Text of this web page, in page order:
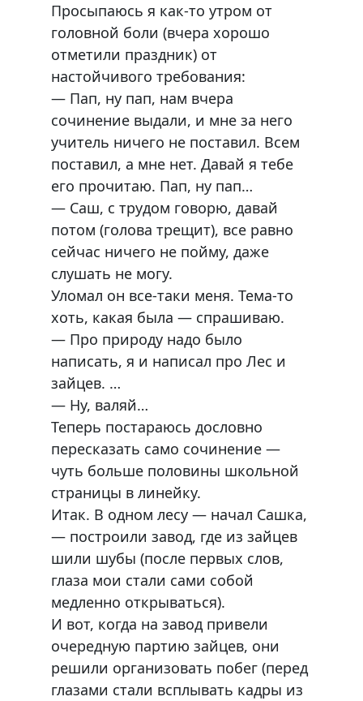
Просыпаюсь я как-то утром от
головной боли (вчера хорошо
отметили праздник) от
настойчивого требования:
— Пап, ну пап, нам вчера
сочинение выдали, и мне за него
учитель ничего не поставил. Всем
поставил, а мне нет. Давай я тебе
его прочитаю. Пап, ну пап…
— Саш, с трудом говорю, давай
потом (голова трещит), все равно
сейчас ничего не пойму, даже
слушать не могу.
Уломал он все-таки меня. Тема-то
хоть, какая была — спрашиваю.
— Про природу надо было
написать, я и написал про Лес и
зайцев. …
— Ну, валяй…
Теперь постараюсь дословно
пересказать само сочинение —
чуть больше половины школьной
страницы в линейку.
Итак. В одном лесу — начал Сашка,
— построили завод, где из зайцев
шили шубы (после первых слов,
глаза мои стали сами собой
медленно открываться).
И вот, когда на завод привели
очередную партию зайцев, они
решили организовать побег (перед
глазами стали всплывать кадры из